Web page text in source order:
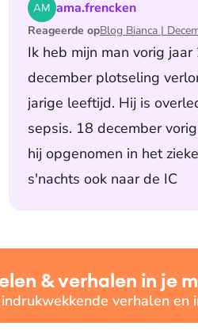
ama.frencken
Reageerde op
Ik heb mijn man vorig jaar
december plotseling
jarige leeftijd. Hij is
sepsis. 18 december
hij opgenomen in het
s'nachts ook naar de IC
& verhalen in je
verhalen en